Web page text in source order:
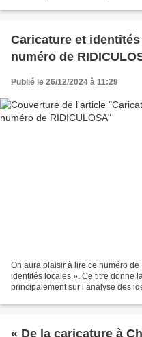
Caricature et
numéro de
Publié le 26/12/2024 à 11:29
On aura plaisir à lire ce numéro
identités locales ». Ce titre donne
principalement sur l’analyse des
« De la caricature à